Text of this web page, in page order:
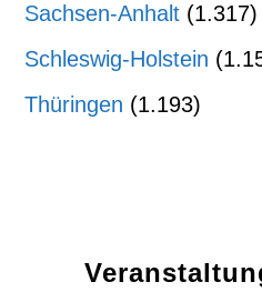
Sachsen-Anhalt (1.317)
Schleswig-Holstein
Thüringen (1.193)